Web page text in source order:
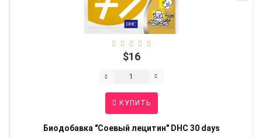
$16
КУПИТЬ
Биодобавка "Соевый лецитин" DHC 30 days